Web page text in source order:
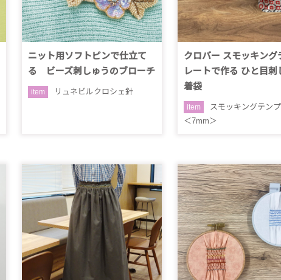
ニット用ソフトピンで仕立て
る ビーズ刺しゅうのブローチ
item リュネビルクロシェ針
クロバー スモッキング
レートで作る ひと目刺
着袋
item
スモッキングテン
＜7mm＞